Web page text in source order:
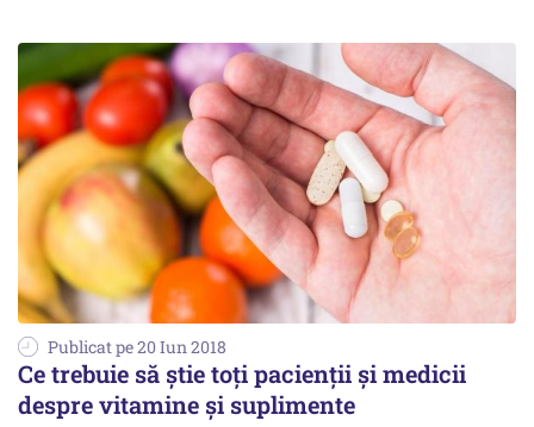
Publicat pe 20 Iun 2018
Ce trebuie să știe toți pacienții și medicii
despre vitamine și suplimente